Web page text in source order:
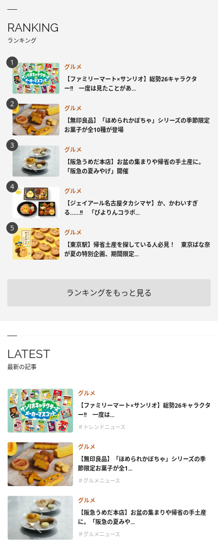
RANKING
ランキング
グルメ
【ファミリーマート×サンリオ】総勢26キャラクタ
ー!! 一度は見たことがあ...
グルメ
【無印良品】「ほめられかぼちゃ」シリーズの季節限定
お菓子が全10種が登場
グルメ
【阪急うめだ本店】お盆の集まりや帰省の手土産に。
「阪急の夏みやげ」開催
グルメ
【ジェイアール名古屋タカシマヤ】か、かわいすぎ
る……!! 「ぴよりんコラボ...
グルメ
【東京駅】帰省土産を探している人必見！ 東京ばな奈
が夏の特別企画、期間限定...
ランキングをもっと見る
LATEST
最新の記事
グルメ
【ファミリーマート×サンリオ】総勢26キャラクタ
ー!! 一度は...
＃トレンドニュース
グルメ
【無印良品】「ほめられかぼちゃ」シリーズの季
節限定お菓子が全1...
＃グルメニュース
グルメ
【阪急うめだ本店】お盆の集まりや帰省の手土産
に。「阪急の夏みや...
＃グルメニュース